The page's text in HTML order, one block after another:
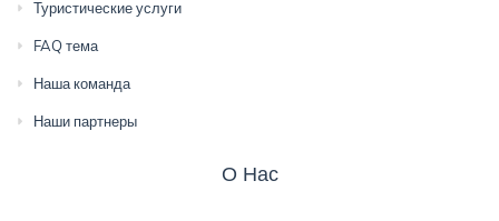
Туристические услуги
FAQ тема
Наша команда
Наши партнеры
О Нас